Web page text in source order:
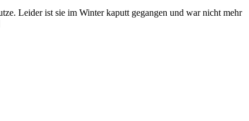
Leider ist sie im Winter kaputt gegangen und war nicht mehr